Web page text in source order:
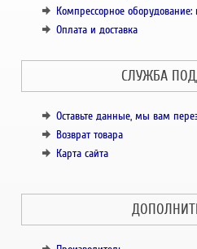
Компрессорное
Оплата и доставка
СЛУЖБА
Оставьте данные, мы вам
Возврат товара
Карта сайта